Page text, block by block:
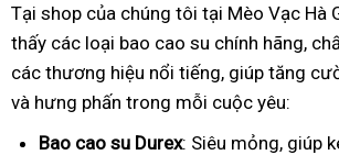
Tại shop của chúng tôi tại Mèo Vạc Hà
thấy các loại bao cao su chính hãng,
các thương hiệu nổi tiếng, giúp tăng
và hưng phấn trong mỗi cuộc yêu:
Bao cao su Durex: Siêu mỏng, giúp